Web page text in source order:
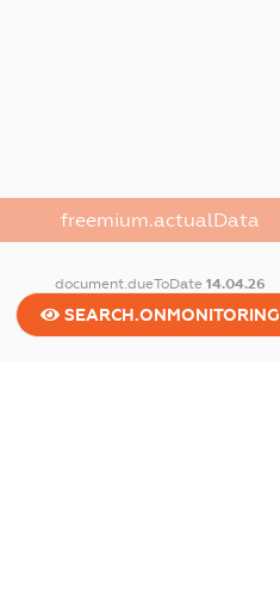
freemium.actualData
document.dueToDate 14.04.26
SEARCH.ONMONITORING